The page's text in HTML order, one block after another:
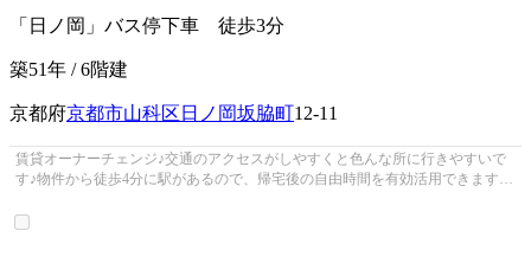
「日ノ岡」バス停下車 徒歩3分
築51年 / 6階建
京都府京都市山科区 日ノ岡坂脇町12-11
賃貸オーナーチェンジ♪交通のアクセスがしやすくと色んな所に行きやすいで
す♪物件から徒歩4分に駅があるので、帰宅後の自由時間を有効活用できます♪